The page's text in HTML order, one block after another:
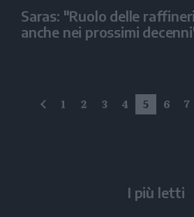
Saras: "Ruolo delle
anche nei prossimi
precedente
1 2 3 4 5 6 7
I più letti